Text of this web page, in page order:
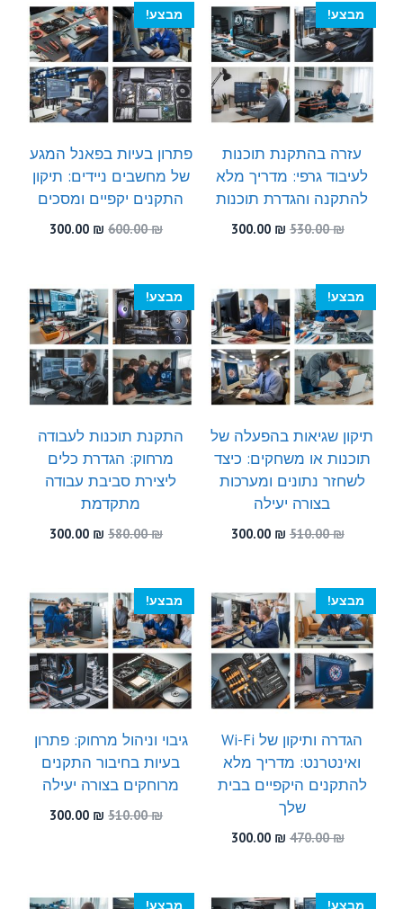
מבצע!
עזרה בהתקנת תוכנות
לעיבוד גרפי: מדריך מלא
להתקנה והגדרת תוכנות
530.00₪
המחיר
530.00 ₪.
300.00 ₪
300.00 ₪.
מבצע!
פתרון בעיות בפאנל המגע
של מחשבים ניידים: תיקון
התקנים יקפיים ומסכים
600.00₪
המחיר
600.00 ₪.
300.00 ₪
המחיר
300.00 ₪.
מבצע!
תיקון שגיאות בהפעלה של
תוכנות או משחקים: כיצד
לשחזר נתונים ומערכות
בצורה יעילה
510.00₪
המחיר
510.00 ₪.
300.00 ₪
300.00 ₪.
מבצע!
התקנת תוכנות לעבודה
מרחוק: הגדרת כלים
ליצירת סביבת עבודה
מתקדמת
580.00₪
המחיר
580.00 ₪.
300.00 ₪
המחיר
300.00 ₪.
מבצע!
הגדרה ותיקון של Wi-Fi
ואינטרנט: מדריך מלא
להתקנים היקפיים בבית
שלך
470.00₪
המחיר
470.00 ₪.
300.00 ₪
300.00 ₪.
מבצע!
גיבוי וניהול מרחוק: פתרון
בעיות בחיבור התקנים
מרוחקים בצורה יעילה
510.00₪
המחיר
300.00 ₪
המחיר
מבצע! מבצע!